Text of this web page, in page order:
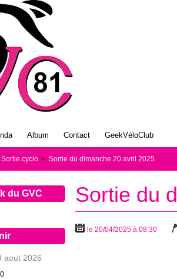
Album Contact GeekVéloClub
Sortie cyclo Sortie du dimanche 20 avril 2025
Sortie du
le 20/04/2025 à 08:30
du GVC
aout 2026